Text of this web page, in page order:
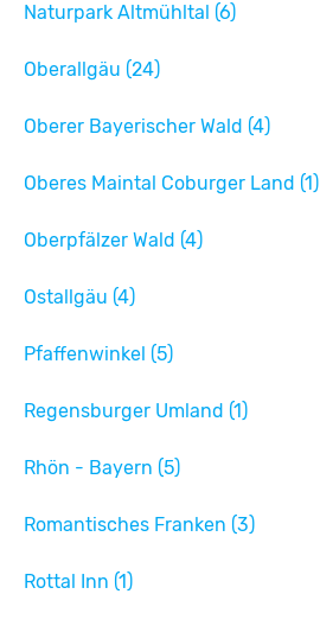
Naturpark Altmühltal (6)
Oberallgäu (24)
Oberer Bayerischer Wald (4)
Oberes Maintal Coburger Land (1)
Oberpfälzer Wald (4)
Ostallgäu (4)
Pfaffenwinkel (5)
Regensburger Umland (1)
Rhön - Bayern (5)
Romantisches Franken (3)
Rottal Inn (1)